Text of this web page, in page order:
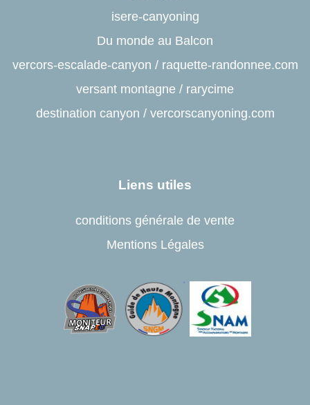
isere-canyoning
Du monde au Balcon
vercors-escalade-canyon / raquette-randonnee.com
versant montagne / rarycime
destination canyon / vercorscanyoning.com
Liens utiles
conditions générale de vente
Mentions Légales